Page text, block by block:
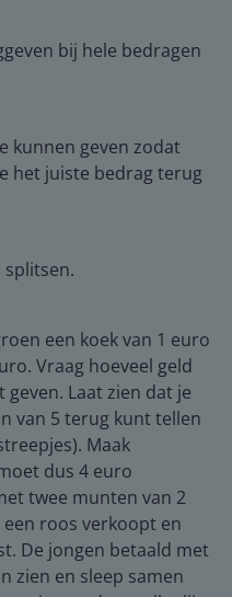
bij hele bedragen
kunnen geven zodat
het juiste bedrag terug
splitsen.
een koek van 1 euro
Vraag hoeveel geld
Laat zien dat je
van 5 terug kunt tellen
Maak
dus 4 euro
twee munten van 2
roos verkoopt en
De jongen betaald met
zien en sleep samen